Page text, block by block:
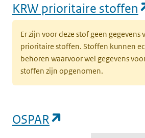
KRW prioritaire stoffen
Er zijn voor deze stof geen gegevens
prioritaire stoffen. Stoffen kunnen
behoren waarvoor wel gegevens
stoffen zijn opgenomen.
OSPAR